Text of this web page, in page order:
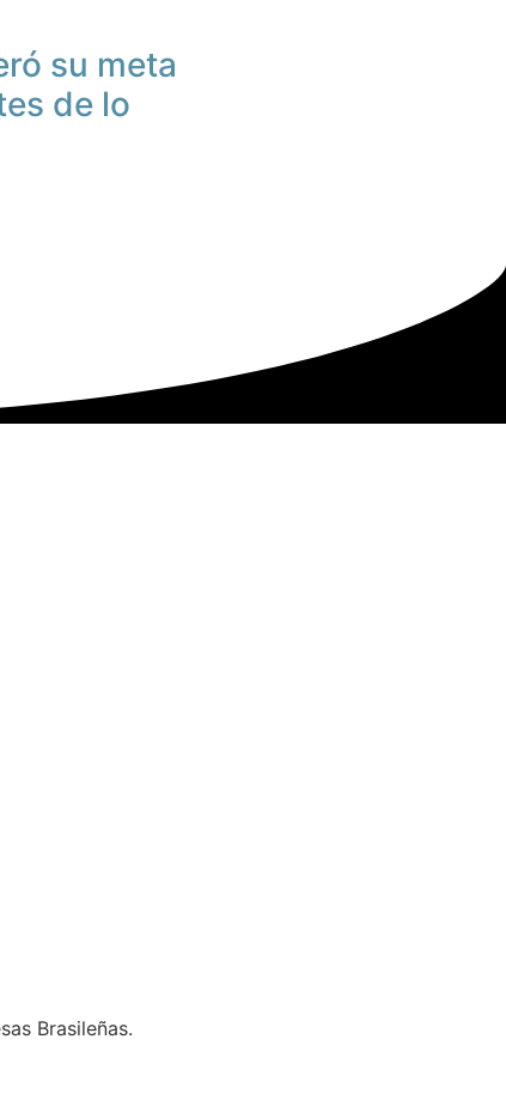
su meta
de lo
Brasileñas.